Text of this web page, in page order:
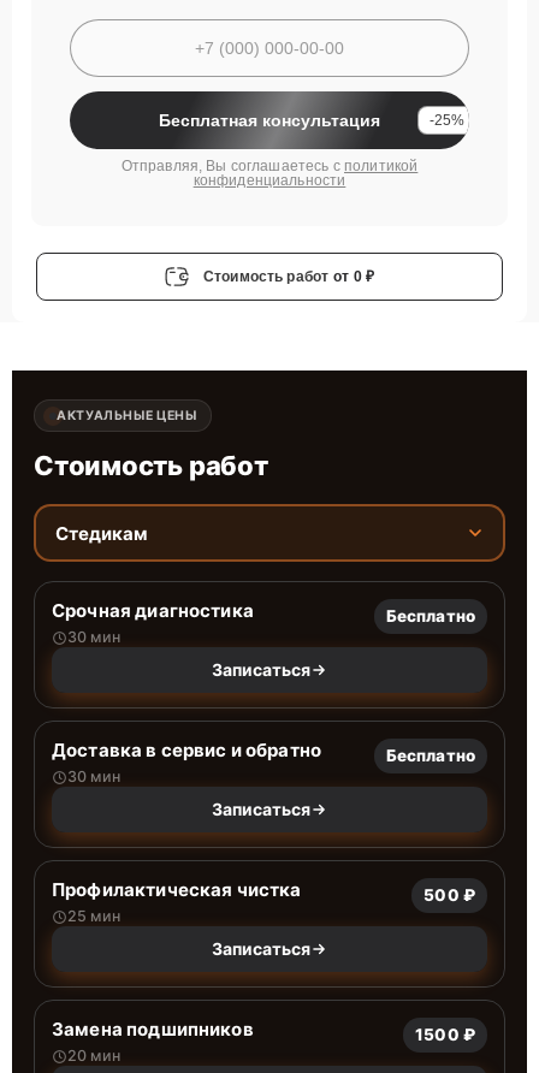
Бесплатная консультация -25%
Отправляя, Вы соглашаетесь с политикой
конфиденциальности
Стоимость работ от 0 ₽
АКТУАЛЬНЫЕ ЦЕНЫ
Стоимость работ
Стедикам
Срочная диагностика
30 мин
Бесплатно
Записаться
Доставка в сервис и обратно
30 мин
Бесплатно
Записаться
Профилактическая чистка
25 мин
500 ₽
Записаться
Замена подшипников
20 мин
1500 ₽